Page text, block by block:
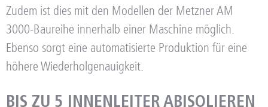
Zudem ist dies mit den Modellen der Metzner AM
3000-Baureihe innerhalb einer Maschine möglich.
Ebenso sorgt eine automatisierte Produktion für eine
höhere Wiederholgenauigkeit.
BIS ZU 5 INNENLEITER ABISOLIEREN